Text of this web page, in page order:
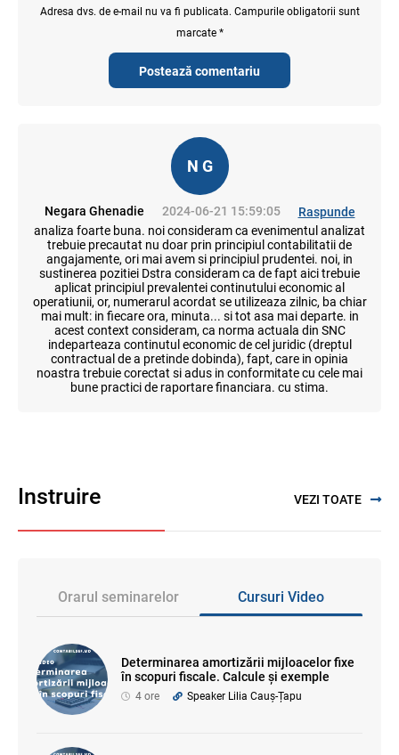
Postează comentariu
Adresa dvs. de e-mail nu va fi publicata. Campurile obligatorii sunt
marcate *
N G
Negara Ghenadie 2024-06-21 15:59:05
Raspunde
analiza foarte buna. noi consideram ca evenimentul analizat
trebuie precautat nu doar prin principiul contabilitatii de
angajamente, ori mai avem si principiul prudentei. noi, in
sustinerea pozitiei Dstra consideram ca de fapt aici trebuie
aplicat principiul prevalentei continutului economic al
operatiunii, or, numerarul acordat se utilizeaza zilnic, ba chiar
mai mult: in fiecare ora, minuta... si tot asa mai departe. in
acest context consideram, ca norma actuala din SNC
indeparteaza continutul economic de cel juridic (dreptul
contractual de a pretinde dobinda), fapt, care in opinia
noastra trebuie corectat si adus in conformitate cu cele mai
bune practici de raportare financiara. cu stima.
Instruire VEZI TOATE
Orarul seminarelor Cursuri Video
Determinarea amortizării mijloacelor fixe
în scopuri fiscale. Calcule și exemple
4 ore Speaker Lilia Cauș-Țapu